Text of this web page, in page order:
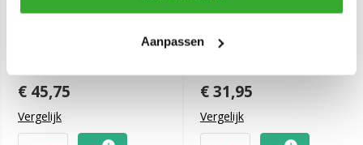
Aanpassen
€ 45,75
Vergelijk
Time Restore Clay
€ 31,95
Vergelijk